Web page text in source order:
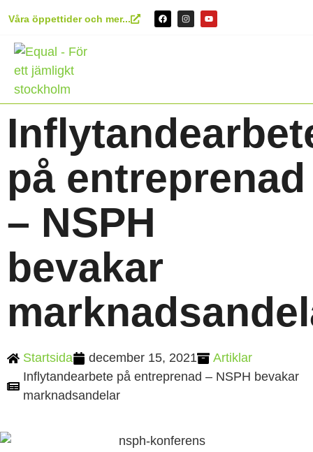
Våra öppettider och mer...
på entreprenad
– NSPH
bevakar
Startsida december 15, 2021
Artiklar
Inflytandearbete på entreprenad – NSPH bevakar
marknadsandelar